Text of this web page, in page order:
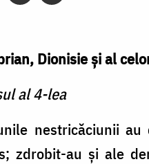
Dionisie şi al
al 4-lea
nestricăciunii
zdrobit-au şi ale